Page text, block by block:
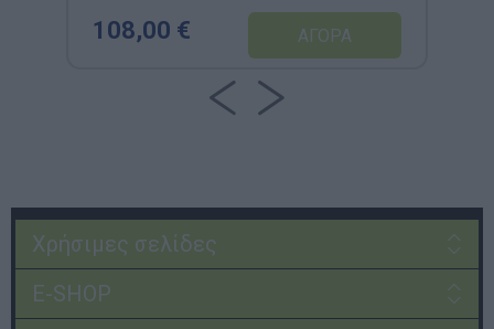
108,00 €
Χρήσιμες σελίδες
E-SHOP